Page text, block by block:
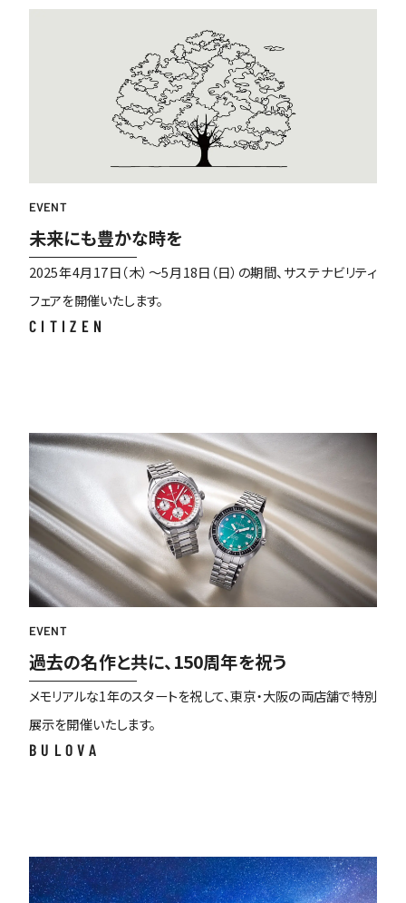
EVENT
未来にも豊かな時を
2025年4月17日（木）～5月18日（日）の期間、サステナビリティ
フェアを開催いたします。
CITIZEN
EVENT
過去の名作と共に、150周年を祝う
メモリアルな1年のスタートを祝して、東京・大阪の両店舗で特別
展示を開催いたします。
BULOVA